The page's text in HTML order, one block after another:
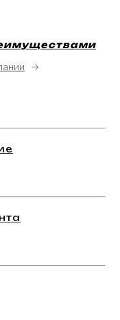
→